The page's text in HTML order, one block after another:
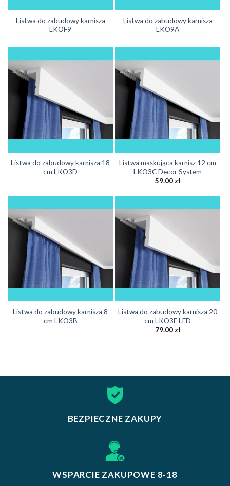
Listwa do zabudowy karnisza
LKOF9
Listwa do zabudowy karnisza
LKO9A
Listwa do zabudowy karnisza 18
cm LKO3D
Listwa maskująca karnisz 12 cm
LKO3C Decor System
59.00zł
Listwa do zabudowy karnisza 8
cm LKO3B
Listwa do zabudowy karnisza 20
cm LKO3E LED
79.00 zł
BEZPIECZNE ZAKUPY
WSPARCIE ZAKUPOWE 8-18